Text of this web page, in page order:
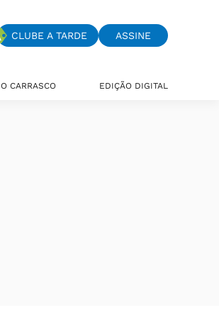
CLUBE A TARDE ASSINE
O CARRASCO EDIÇÃO DIGITAL